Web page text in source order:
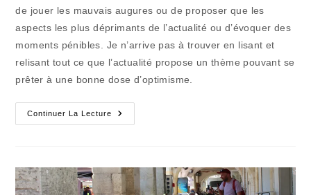
de jouer les mauvais augures ou de proposer que les
aspects les plus déprimants de l’actualité ou d’évoquer des
moments pénibles. Je n’arrive pas à trouver en lisant et
relisant tout ce que l’actualité propose un thème pouvant se
prêter à une bonne dose d’optimisme.
Continuer La Lecture
Le
Rayon
Très
Froide